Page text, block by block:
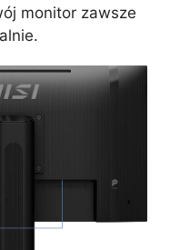
monitor zawsze